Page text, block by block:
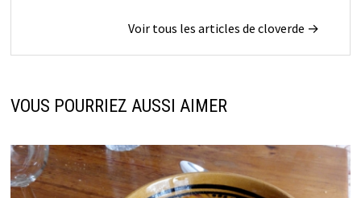
Voir tous les articles de cloverde →
VOUS POURRIEZ AUSSI AIMER